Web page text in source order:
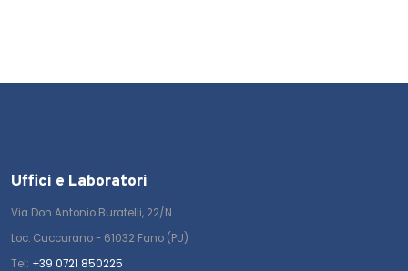
Uffici e Laboratori
Via Don Antonio Buratelli, 22/N
Loc. Cuccurano - 61032 Fano (PU)
Tel: +39 0721 850225